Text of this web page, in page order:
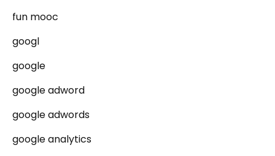
fun mooc
googl
google
google adword
google adwords
google analytics